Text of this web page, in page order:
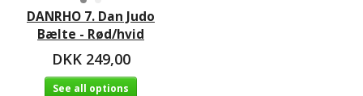
DANRHO 7. Dan Judo
Bælte - Rød/hvid
DKK 249,00
See all options